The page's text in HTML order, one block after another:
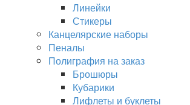
Линейки
Стикеры
Канцелярские наборы
Пеналы
Полиграфия на заказ
Брошюры
Кубарики
Лифлеты и буклеты